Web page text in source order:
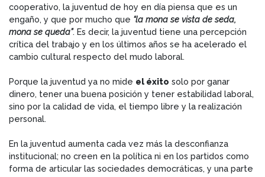
cooperativo, la juventud de hoy en día piensa que es un
engaño, y que por mucho que “la mona se vista de seda,
mona se queda”. Es decir, la juventud tiene una percepción
crítica del trabajo y en los últimos años se ha acelerado el
cambio cultural respecto del mudo laboral.
Porque la juventud ya no mide el éxito solo por ganar
dinero, tener una buena posición y tener estabilidad laboral,
sino por la calidad de vida, el tiempo libre y la realización
personal.
En la juventud aumenta cada vez más la desconfianza
institucional; no creen en la política ni en los partidos como
forma de articular las sociedades democráticas, y una parte